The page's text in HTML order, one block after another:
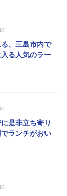
、三島市内で
る人気のラー
是非立ち寄り
ランチがおい